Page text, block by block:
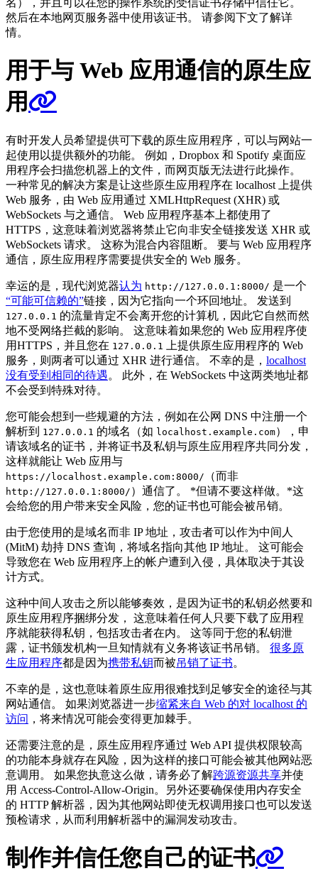
然后在本地网页服务器中使用该证书。 请参阅下文了解详
情。
用于与 Web 应用通信的原生应
用
有时开发人员希望提供可下载的原生应用程序，可以与网站一
起使用以提供额外的功能。 例如，Dropbox 和 Spotify 桌面应
用程序会扫描您机器上的文件，而网页版无法进行此操作。
一种常见的解决方案是让这些原生应用程序在 localhost 上提供
Web 服务，由 Web 应用通过 XMLHttpRequest (XHR) 或
WebSockets 与之通信。 Web 应用程序基本上都使用了
HTTPS，这意味着浏览器将禁止它向非安全链接发送 XHR 或
WebSockets 请求。 这称为混合内容阻断。 要与 Web 应用程序
通信，原生应用程序需要提供安全的 Web 服务。
幸运的是，现代浏览器认为 http://127.0.0.1:8000/ 是一个
“可能可信赖的”链接，因为它指向一个环回地址。 发送到
127.0.0.1 的流量肯定不会离开您的计算机，因此它自然而然
地不受网络拦截的影响。 这意味着如果您的 Web 应用程序使
用HTTPS，并且您在 127.0.0.1
上提供原生应用程序的 Web
服务，则两者可以通过 XHR 进行通信。 不幸的是， localhost
没有受到相同的待遇。 此外，在 WebSockets 中这两类地址都
不会受到特殊对待。
您可能会想到一些规避的方法，例如在公网 DNS 中注册一个
解析到 127.0.0.1 的域名（如 localhost.example.com），申
请该域名的证书，并将证书及私钥与原生应用程序共同分发，
这样就能让 Web 应用与
https://localhost.example.com:8000/ （而非
http://127.0.0.1:8000/ ）通信了。 *但请不要这样做。*这
会给您的用户带来安全风险，您的证书也可能会被吊销。
由于您使用的是域名而非 IP 地址，攻击者可以作为中间人
(MitM) 劫持 DNS 查询，将域名指向其他 IP 地址。 这可能会
导致您在 Web 应用程序上的帐户遭到入侵，具体取决于其设
计方式。
这种中间人攻击之所以能够奏效，是因为证书的私钥必然要和
原生应用程序捆绑分发， 这意味着任何人只要下载了应用程
序就能获得私钥，包括攻击者在内。 这等同于您的私钥泄
露，证书颁发机构一旦知情就有义务将该证书吊销。 很多原
生应用程序都是因为携带私钥而被吊销了证书。
不幸的是，这也意味着原生应用很难找到足够安全的途径与其
网站通信。 如果浏览器进一步缩紧来自 Web 的对 localhost 的
访问 ，将来情况可能会变得更加棘手。
还需要注意的是，原生应用程序通过 Web API 提供权限较高
的功能本身就存在风险，因为这样的接口可能会被其他网站恶
意调用。 如果您执意这么做，请务必了解跨源资源共享并使
用 Access-Control-Allow-Origin。另外还要确保使用内存安全
的 HTTP 解析器，因为其他网站即使无权调用接口也可以发送
预检请求，从而利用解析器中的漏洞发动攻击。
制作并信任您自己的证书